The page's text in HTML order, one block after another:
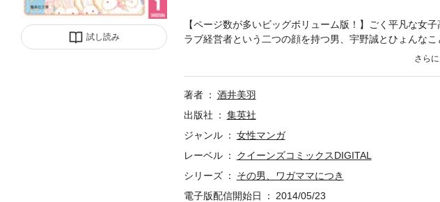
試し読み
【ページ数が多いビッグボリューム版！】ごく平凡な女
ラブ経営者という二つの顔を持つ男、宇野誠とひょんな
超必見！ 【特別企画】美羽ちゃんの「このコマを見よ！」
著者
酒井美羽
出版社
集英社
ジャンル
女性マンガ
レーベル
クイーンズコミックスDIGITAL
シリーズ
その男、ワガママにつき
電子版配信開始日
2014/05/23